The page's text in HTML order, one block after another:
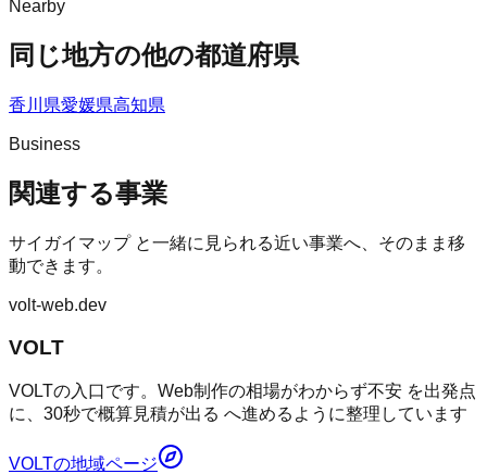
Nearby
同じ地方の他の都道府県
香川県愛媛県高知県
Business
関連する事業
サイガイマップと一緒に見られる近い事業へ、そのまま移
動できます。
volt-web.dev
VOLT
VOLTの入口です。Web制作の相場がわからず不安 を出発点
に、30秒で概算見積が出る へ進めるように整理しています
VOLTの地域ページ